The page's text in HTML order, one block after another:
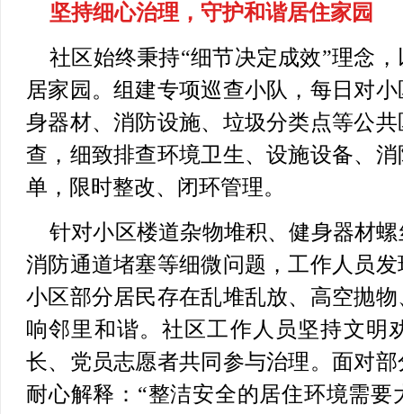
坚持细心治理，守护和谐居住家园
社区始终秉持“细节决定成效”理念
居家园。组建专项巡查小队，每日对
身器材、消防设施、垃圾分类点等公
查，细致排查环境卫生、设施设备、
单，限时整改、闭环管理。
针对小区楼道杂物堆积、健身器材
消防通道堵塞等细微问题，工作人员
小区部分居民存在乱堆乱放、高空抛
响邻里和谐。社区工作人员坚持文明
长、党员志愿者共同参与治理。面对
耐心解释：“整洁安全的居住环境需